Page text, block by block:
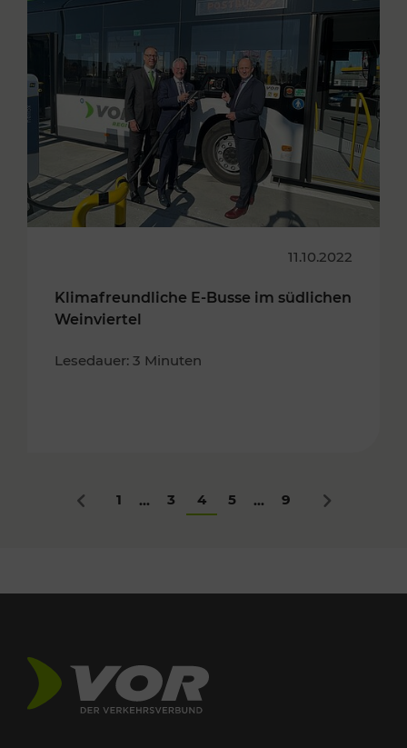
11.10.2022
Klimafreundliche E-Busse im südlichen
Weinviertel
Lesedauer: 3 Minuten
Zurück
1 ... 3 4 5 ... 9 Nächstes